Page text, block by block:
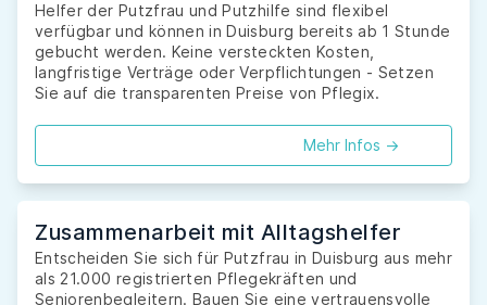
Helfer der Putzfrau und Putzhilfe sind flexibel
verfügbar und können in Duisburg bereits ab 1 Stunde
gebucht werden. Keine versteckten Kosten,
langfristige Verträge oder Verpflichtungen - Setzen
Sie auf die transparenten Preise von Pflegix.
Mehr Infos ->
Zusammenarbeit mit Alltagshelfer
Entscheiden Sie sich für Putzfrau in Duisburg aus mehr
als 21.000 registrierten Pflegekräften und
Seniorenbegleitern. Bauen Sie eine vertrauensvolle